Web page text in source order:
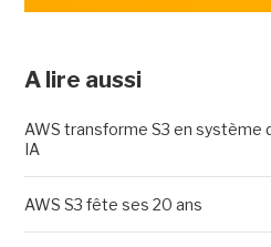
A lire aussi
AWS transforme S3 en système
IA
AWS S3 fête ses 20 ans